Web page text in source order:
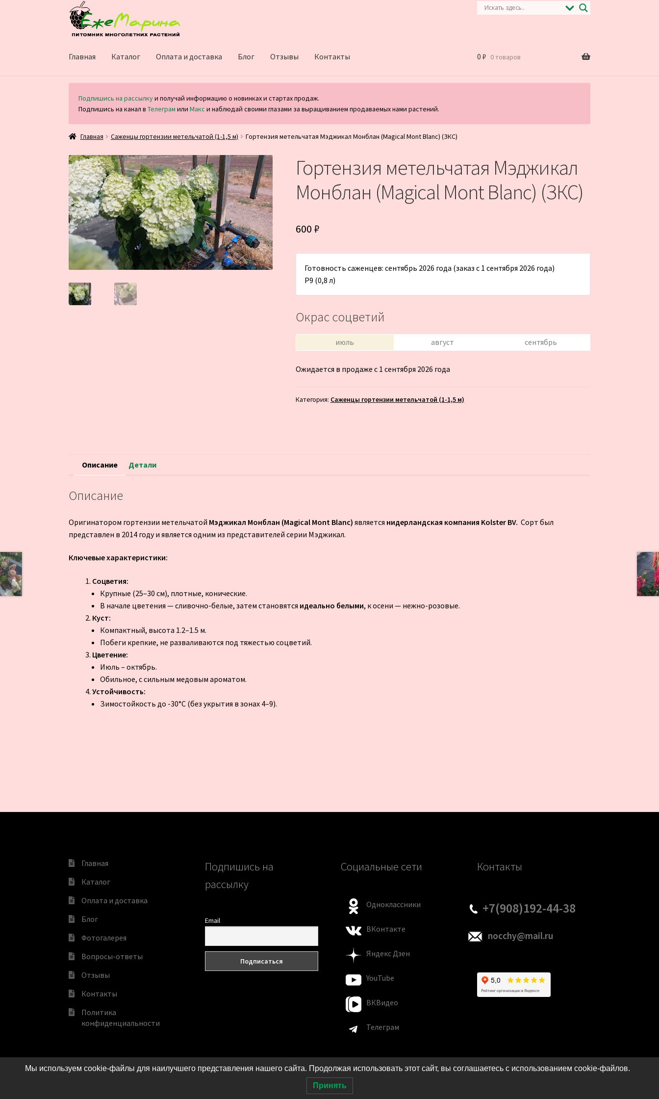
Перейти
к
навигации
Перейти
к
содержимому
Главная Каталог Оплата и доставка Блог Отзывы Контакты 0 ₽ 0 товаров
Подпишись на рассылкуи получай информацию о новинках и стартах продаж.
Подпишись на канал вТелеграм илиМакс и наблюдай своими глазами за выращиванием продаваемых нами растений.
Главная Саженцы гортензии метельчатой (1-1,5 м) Гортензия метельчатая Мэджикал Монблан (Magical Mont Blanc) (ЗКС)
Гортензия метельчатая Мэджикал
Монблан (Magical Mont Blanc) (ЗКС)
600 ₽
Готовность саженцев: сентябрь 2026 года (заказ с 1 сентября 2026 года)
Р9 (0,8 л)
Окрас соцветий
июль август сентябрь
Ожидается в продаже с 1 сентября 2026 года
Категория: Саженцы гортензии метельчатой (1-1,5 м)
Описание Детали
Описание
Оригинатором гортензии метельчатой Мэджикал Монблан (Magical Mont Blanc) является нидерландская компания Kolster BV.Сорт был
представлен в 2014 году и является одним из представителей серии Мэджикал.
Ключевые характеристики:
Соцветия:
Крупные (25–30 см), плотные, конические.
В начале цветения — сливочно-белые, затем становятся идеально белыми, к осени — нежно-розовые.
Куст:
Компактный, высота 1.2–1.5 м.
Побеги крепкие, не разваливаются под тяжестью соцветий.
Цветение:
Июль – октябрь.
Обильное, с сильным медовым ароматом.
Устойчивость:
Зимостойкость до -30°C (без укрытия в зонах 4–9).
Главная
Каталог
Оплата и доставка
Блог
Фотогалерея
Вопросы-ответы
Отзывы
Контакты
Политика
конфиденциальности
Подпишись на
рассылку
Email
Социальные сети
Одноклассники
ВКонтакте
Яндекс Дзен
YouTube
ВКВидео
Телеграм
Контакты
+7(908)192-44-38
nocchy@mail.ru
Мы используем cookie-файлы для наилучшего представления нашего сайта. Продолжая использовать этот сайт, вы соглашаетесь с использованием cookie-файлов.
Принять